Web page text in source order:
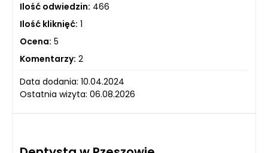
Ilość odwiedzin: 466
Ilość kliknięć: 1
Ocena: 5
Komentarzy: 2
Data dodania: 10.04.2024
Ostatnia wizyta: 06.08.2026